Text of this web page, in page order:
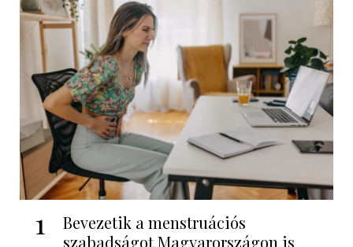
1
Bevezetik a menstruációs
szabadságot Magyarországon is